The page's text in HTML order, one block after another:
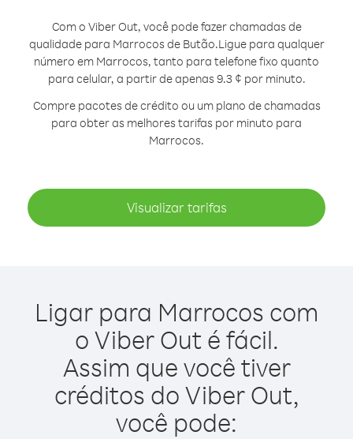
Com o Viber Out, você pode fazer chamadas de
qualidade para Marrocos de Butão.Ligue para qualquer
número em Marrocos, tanto para telefone fixo quanto
para celular, a partir de apenas 9.3 ¢ por minuto.
Compre pacotes de crédito ou um plano de chamadas
para obter as melhores tarifas por minuto para
Marrocos.
Visualizar tarifas
Ligar para Marrocos com
o Viber Out é fácil.
Assim que você tiver
créditos do Viber Out,
você pode: